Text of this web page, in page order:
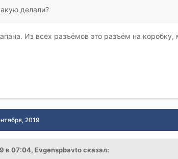
делали?
Из всех разъёмов это разъём на
2019
в 07:04, Evgenspbavtoсказал: